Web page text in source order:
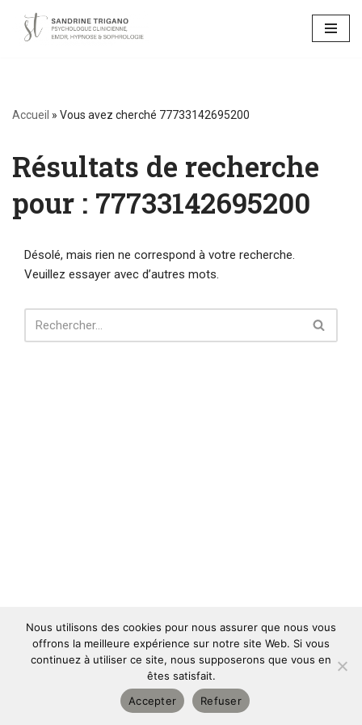
Aller
Accueil » Vous avez cherché 77733142695200
Résultats de recherche
pour : 77733142695200
Désolé, mais rien ne correspond à votre recherche.
Veuillez essayer avec d’autres mots.
Copyright © 2026 | Designed and powered by
Tous droits réservés| Mentions légales
Nous utilisons des cookies pour nous assurer que nous vous
offrons la meilleure expérience sur notre site Web. Si vous
continuez à utiliser ce site, nous supposerons que vous en
êtes satisfait.
Accepter
Refuser